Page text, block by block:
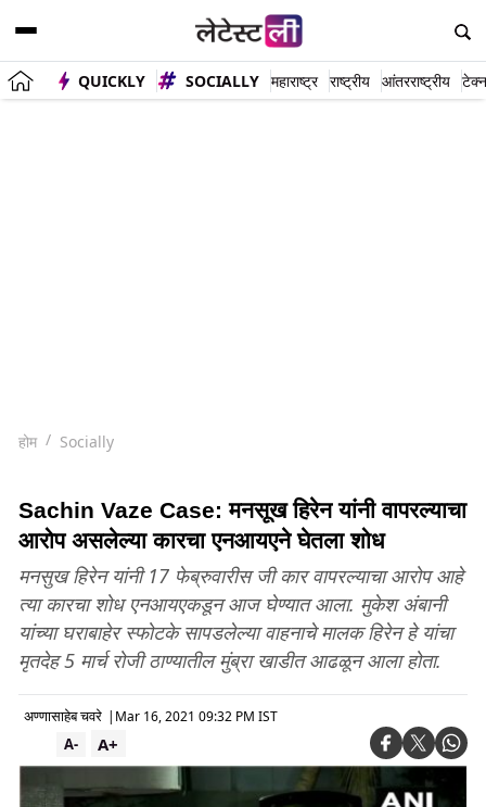
QUICKLY SOCIALLY महाराष्ट्र राष्ट्रीय आंतरराष्ट्रीय
होम Socially
Sachin Vaze Case: मनसूख हिरेन यांनी वापरल्याचा
आरोप असलेल्या कारचा एनआयएने घेतला शोध
मनसुख हिरेन यांनी 17 फेब्रुवारीस जी कार वापरल्याचा आरोप आहे
त्या कारचा शोध एनआयएकडून आज घेण्यात आला. मुकेश अंबानी
यांच्या घराबाहेर स्फोटके सापडलेल्या वाहनाचे मालक हिरेन हे यांचा
मृतदेह 5 मार्च रोजी ठाण्यातील मुंब्रा खाडीत आढळून आला होता.
अण्णासाहेब चवरे | Mar 16, 2021 09:32 PM IST
A+
A-